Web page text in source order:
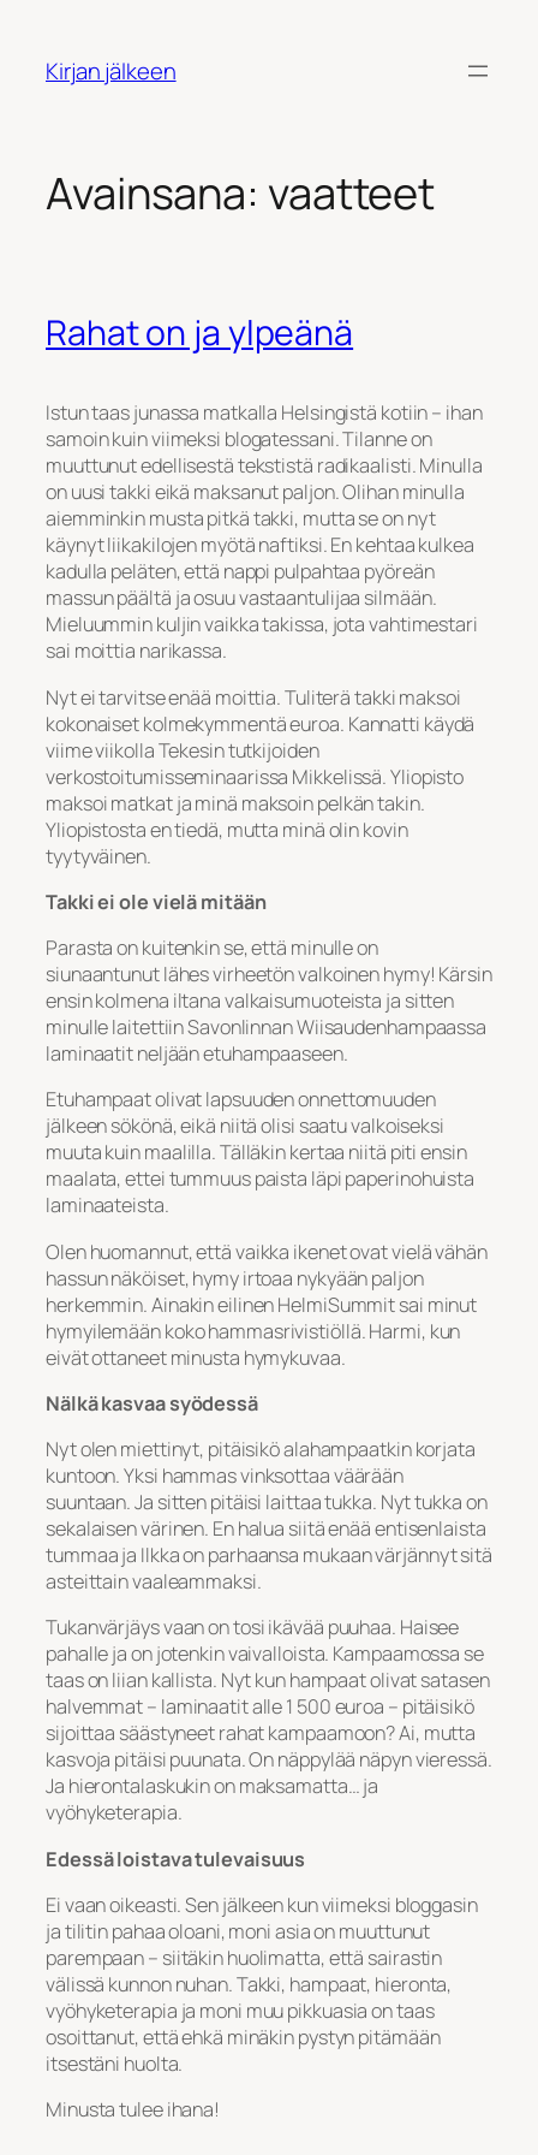
Kirjan jälkeen
Avainsana: vaatteet
Rahat on ja ylpeänä
Istun taas junassa matkalla Helsingistä kotiin – ihan
samoin kuin viimeksi blogatessani. Tilanne on
muuttunut edellisestä tekstistä radikaalisti. Minulla
on uusi takki eikä maksanut paljon. Olihan minulla
aiemminkin musta pitkä takki, mutta se on nyt
käynyt liikakilojen myötä naftiksi. En kehtaa kulkea
kadulla peläten, että nappi pulpahtaa pyöreän
massun päältä ja osuu vastaantulijaa silmään.
Mieluummin kuljin vaikka takissa, jota vahtimestari
sai moittia narikassa.
Nyt ei tarvitse enää moittia. Tuliterä takki maksoi
kokonaiset kolmekymmentä euroa. Kannatti käydä
viime viikolla Tekesin tutkijoiden
verkostoitumisseminaarissa Mikkelissä. Yliopisto
maksoi matkat ja minä maksoin pelkän takin.
Yliopistosta en tiedä, mutta minä olin kovin
tyytyväinen.
Takki ei ole vielä mitään
Parasta on kuitenkin se, että minulle on
siunaantunut lähes virheetön valkoinen hymy! Kärsin
ensin kolmena iltana valkaisumuoteista ja sitten
minulle laitettiin Savonlinnan Wiisaudenhampaassa
laminaatit neljään etuhampaaseen.
Etuhampaat olivat lapsuuden onnettomuuden
jälkeen sökönä, eikä niitä olisi saatu valkoiseksi
muuta kuin maalilla. Tälläkin kertaa niitä piti ensin
maalata, ettei tummuus paista läpi paperinohuista
laminaateista.
Olen huomannut, että vaikka ikenet ovat vielä vähän
hassun näköiset, hymy irtoaa nykyään paljon
herkemmin. Ainakin eilinen HelmiSummit sai minut
hymyilemään koko hammasrivistiöllä. Harmi, kun
eivät ottaneet minusta hymykuvaa.
Nälkä kasvaa syödessä
Nyt olen miettinyt, pitäisikö alahampaatkin korjata
kuntoon. Yksi hammas vinksottaa väärään
suuntaan. Ja sitten pitäisi laittaa tukka. Nyt tukka on
sekalaisen värinen. En halua siitä enää entisenlaista
tummaa ja Ilkka on parhaansa mukaan värjännyt sitä
asteittain vaaleammaksi.
Tukanvärjäys vaan on tosi ikävää puuhaa. Haisee
pahalle ja on jotenkin vaivalloista. Kampaamossa se
taas on liian kallista. Nyt kun hampaat olivat satasen
halvemmat – laminaatit alle 1 500 euroa – pitäisikö
sijoittaa säästyneet rahat kampaamoon? Ai, mutta
kasvoja pitäisi puunata. On näppylää näpyn vieressä.
Ja hierontalaskukin on maksamatta… ja
vyöhyketerapia.
Edessä loistava tulevaisuus
Ei vaan oikeasti. Sen jälkeen kun viimeksi bloggasin
ja tilitin pahaa oloani, moni asia on muuttunut
parempaan – siitäkin huolimatta, että sairastin
välissä kunnon nuhan. Takki, hampaat, hieronta,
vyöhyketerapia ja moni muu pikkuasia on taas
osoittanut, että ehkä minäkin pystyn pitämään
itsestäni huolta.
Minusta tulee ihana!